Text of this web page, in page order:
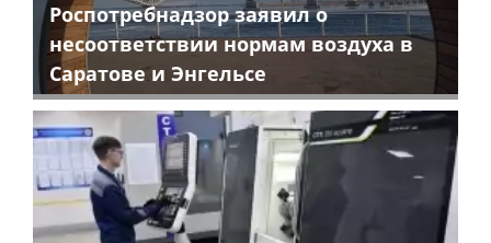
Роспотребнадзор заявил о
несоответствии нормам воздуха в
Саратове и Энгельсе